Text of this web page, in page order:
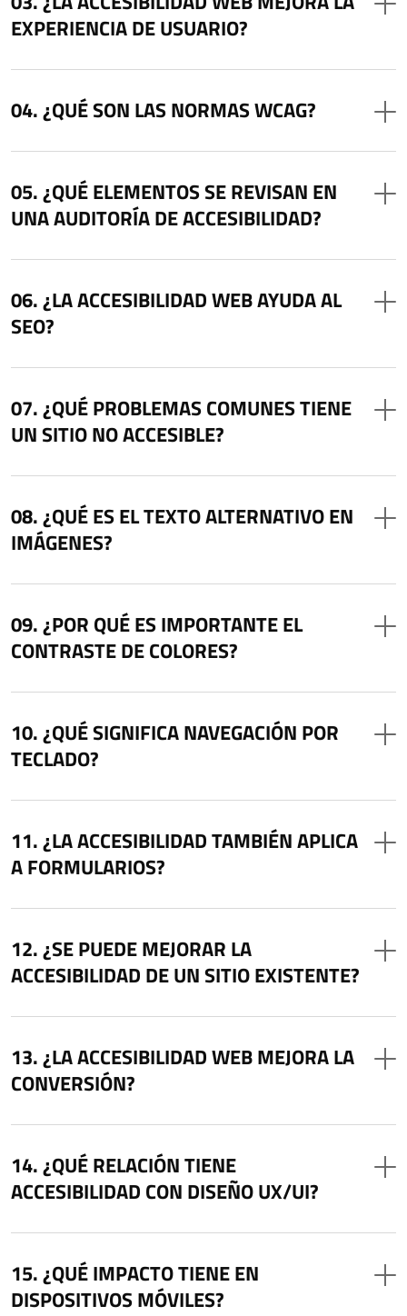
EXPERIENCIA DE USUARIO?
¿QUÉ SON LAS NORMAS WCAG?
¿QUÉ ELEMENTOS SE REVISAN EN
UNA AUDITORÍA DE ACCESIBILIDAD?
¿LA ACCESIBILIDAD WEB AYUDA AL
SEO?
¿QUÉ PROBLEMAS COMUNES TIENE
UN SITIO NO ACCESIBLE?
¿QUÉ ES EL TEXTO ALTERNATIVO EN
IMÁGENES?
¿POR QUÉ ES IMPORTANTE EL
CONTRASTE DE COLORES?
¿QUÉ SIGNIFICA NAVEGACIÓN POR
TECLADO?
¿LA ACCESIBILIDAD TAMBIÉN APLICA
A FORMULARIOS?
¿SE PUEDE MEJORAR LA
ACCESIBILIDAD DE UN SITIO EXISTENTE?
¿LA ACCESIBILIDAD WEB MEJORA LA
CONVERSIÓN?
¿QUÉ RELACIÓN TIENE
ACCESIBILIDAD CON DISEÑO UX/UI?
¿QUÉ IMPACTO TIENE EN
DISPOSITIVOS MÓVILES?